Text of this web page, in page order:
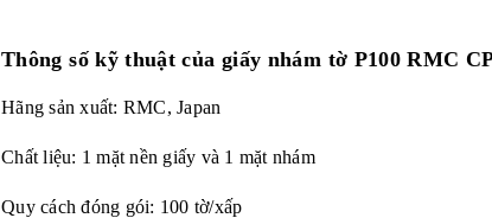
Thông số kỹ thuật của giấy nhám tờ P100 RMC
Hãng sản xuất: RMC, Japan
Chất liệu: 1 mặt nền giấy và 1 mặt nhám
Quy cách đóng gói: 100 tờ/xấp